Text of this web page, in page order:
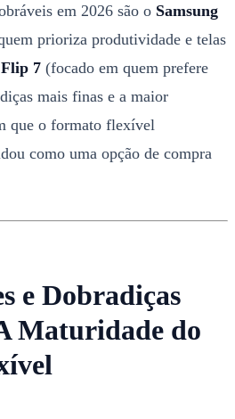
em 2026 são o Samsung
prioriza produtividade e telas
7 (focado em quem prefere
mais finas e a maior
que o formato flexível
como uma opção de compra
e Dobradiças
Maturidade do